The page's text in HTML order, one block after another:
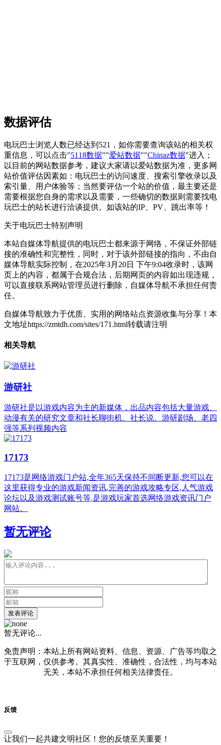
数据评估
电玩巴士浏览人数已经达到521，如你需要查询该站的相关权
重信息，可以点击"5118数据""爱站数据""Chinaz数据"进入；
以目前的网站数据参考，建议大家请以爱站数据为准，更多网
站价值评估因素如：电玩巴士的访问速度、搜索引擎收录以及
索引量、用户体验等；当然要评估一个站的价值，最主要还是
需要根据您自身的需求以及需要，一些确切的数据则需要找电
玩巴士的站长进行洽谈提供。如该站的IP、PV、跳出率等！
关于电玩巴士特别声明
本站自媒体导航提供的电玩巴士都来源于网络，不保证外部链
接的准确性和完整性，同时，对于该外部链接的指向，不由自
媒体导航实际控制，在2025年3月20日 下午9:04收录时，该网
页上的内容，都属于合规合法，后期网页的内容如出现违规，
可以直接联系网站管理员进行删除，自媒体导航不承担任何责
任。
自媒体导航致力于优质、实用的网络站点资源收集与分享！ 本
文地址https://zmtdh.com/sites/171.html转载请注明
相关导航
游研社
游研社是以游戏内容为主的新媒体，出品内容包括大量游戏、
动漫有关的研究文章和社长聊街机、社长说、游研剧场、老四
强等系列视频内容
17173
17173是网络游戏门户站,全年365天保持不间断更新,您可以在
这里获得专业的游戏新闻资讯,完善的游戏攻略专区,人气游戏
论坛以及游戏测试账号等,是游戏玩家首选网络游戏资讯门户
网站。
暂无评论
发表评论
暂无评论...
免责声明：本站上所有网站资料、信息、资源、广告等均取之
于互联网，仅供参考。其真实性、准确性，合法性，均与本站
无关，本站不承担任何相关法律责任。
反馈
让我们一起共建文明社区！您的反馈至关重要！